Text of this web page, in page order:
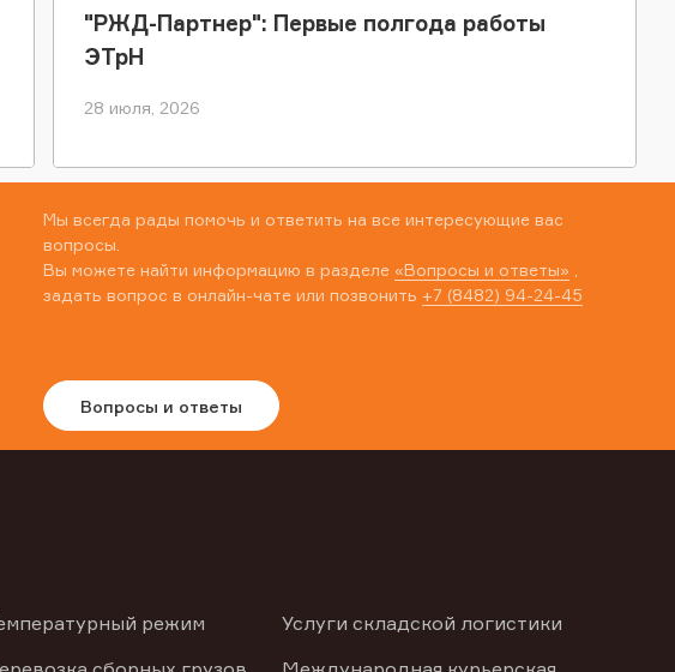
"РЖД-Партнер": Первые полгода работы
ЭТрН
28 июля, 2026
Мы всегда рады помочь и ответить на все интересующие вас
вопросы.
Вы можете найти информацию в разделе «Вопросы и ответы»
задать вопрос в онлайн-чате или позвонить +7 (8482) 94-24-45
Вопросы и ответы
режим
Услуги складской логистики